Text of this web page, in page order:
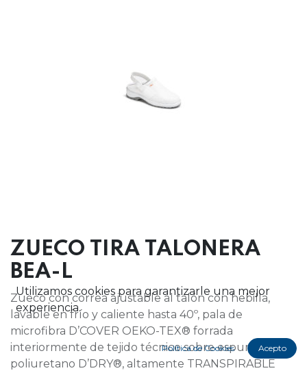
ZUECO TIRA TALONERA
BEA-L
Zueco con correa ajustable al talón con hebilla,
lavable en frío y caliente hasta 40º, pala de
microfibra D’COVER OEKO-TEX® forrada
interiormente de tejido técnico sobre espuma de
poliuretano D’DRY®, altamente TRANSPIRABLE
Utilizamos cookies para garantizarle una mejor
experiencia.
Política de Cookies Acepto